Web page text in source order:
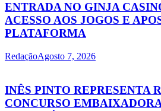
ENTRADA NO GINJA
ACESSO AOS JOGOS E
PLATAFORMA
RedaçãoAgosto 7, 2026
INÊS PINTO REPRESENTA
CONCURSO